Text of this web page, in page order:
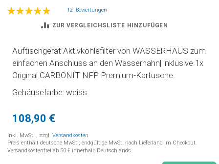
Bewertung:
12 Bewertungen
ZUR VERGLEICHSLISTE HINZUFÜGEN
Auftischgerät Aktivkohlefilter von WASSERHAUS zum
einfachen Anschluss an den Wasserhahn| inklusive 1x
Original CARBONIT NFP Premium-Kartusche.
Gehäusefarbe: weiss
108,90 €
Inkl. MwSt. , zzgl. Versandkosten
Preis enthält deutsche MwSt.; endgültige MwSt. nach Lieferland im Checkout.
Versandkostenfrei ab 50 € innerhalb Deutschlands.